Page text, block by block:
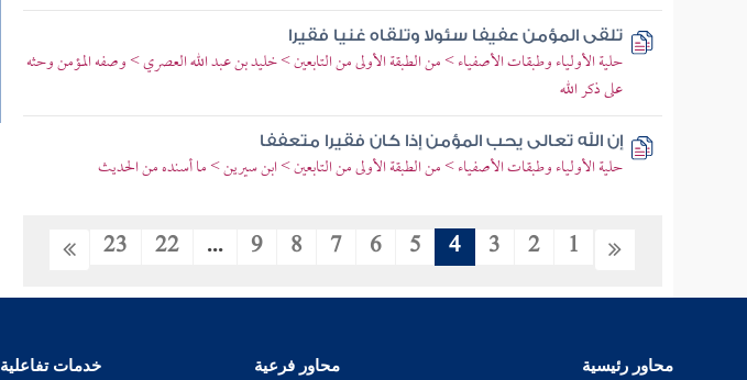
تلقى المؤمن عفيفا سئولا وتلقاه غنيا فقيرا
حلية الأولياء وطبقات الأصفياء > من الطبقة الأولى من التابعين > خليد بن عبد الله العصري > وصفه المؤمن وحثه
على ذكر الله
إن الله تعالى يحب المؤمن إذا كان فقيرا متعففا
حلية الأولياء وطبقات الأصفياء > من الطبقة الأولى من التابعين > ابن سيرين > ما أسنده من الحديث
1
2
3
4
5
6
7
8
9
...
22
23
محاور رئيسية محاور فرعية خدمات تفاعلية